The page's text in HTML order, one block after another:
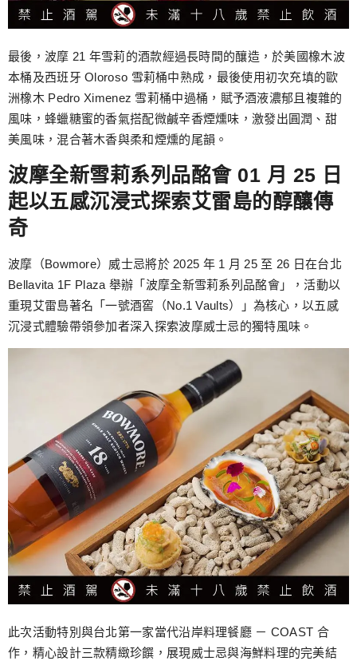
最後，波摩 21 年雪莉的酒款經過長時間的釀造，於美國橡木波
本桶及西班牙 Oloroso 雪莉桶中熟成，最後使用初次充填的歐
洲橡木 Pedro Ximenez 雪莉桶中過桶，賦予酒液濃郁且複雜的
風味，蜂蠟糖蜜的香氣搭配微鹹辛香煙燻味，激發出圓潤、甜
美風味，混合著木香與柔和煙燻的尾韻。
波摩全新雪莉系列品酩會 01 月 25 日
起以五感沉浸式探索艾雷島的醇釀傳
奇
波摩（Bowmore）威士忌將於 2025 年 1 月 25 至 26 日在台北
Bellavita 1F Plaza 舉辦「波摩全新雪莉系列品酩會」，活動以
重現艾雷島著名「一號酒窖（No.1 Vaults）」為核心，以五感
沉浸式體驗帶領參加者深入探索波摩威士忌的獨特風味。
此次活動特別與台北第一家當代沿岸料理餐廳 － COAST 合
作，精心設計三款精緻珍饌，展現威士忌與海鮮料理的完美結